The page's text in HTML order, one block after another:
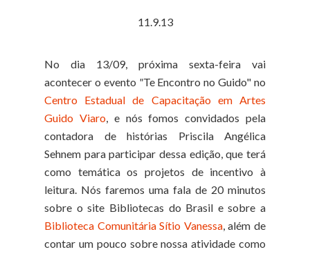
11.9.13
No dia 13/09, próxima sexta-feira
vai
acontecer o evento "Te Encontro no Guido" no
Centro Estadual de Capacitação em Artes
Guido Viaro, e nós fomos convidados pela
contadora de histórias Priscila Angélica
Sehnem para participar dessa edição, que terá
como temática os projetos de incentivo à
leitura. Nós faremos uma fala de 20 minutos
sobre o site Bibliotecas do Brasil e sobre a
Biblioteca Comunitária Sítio Vanessa, além de
contar um pouco sobre nossa atividade como